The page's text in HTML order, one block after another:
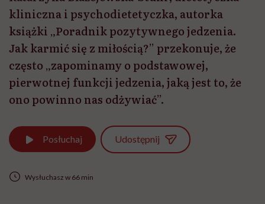
kliniczna i psychodietetyczka, autorka
książki „Poradnik pozytywnego jedzenia.
Jak karmić się z miłością?” przekonuje, że
często „zapominamy o podstawowej,
pierwotnej funkcji jedzenia, jaką jest to, że
ono powinno nas odżywiać”.
Posłuchaj Udostępnij
Wysłuchasz w 66 min